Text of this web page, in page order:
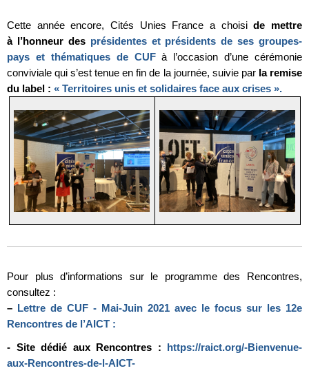
Cette année encore, Cités Unies France a choiside mettre
à l’honneur des présidentes et présidents de ses groupes-
pays et thématiques de CUFà l’occasion d’une cérémonie
conviviale qui s’est tenue en fin de la journée, suivie par la remise
du label : « Territoires unis et solidaires face aux crises ».
Pour plus d’informations sur le programme des Rencontres,
consultez :
– Lettre de CUF - Mai-Juin 2021 avec le focus sur les 12e
Rencontres de l’AICT :
- Site dédié aux Rencontres : https://raict.org/-Bienvenue-
aux-Rencontres-de-l-AICT-